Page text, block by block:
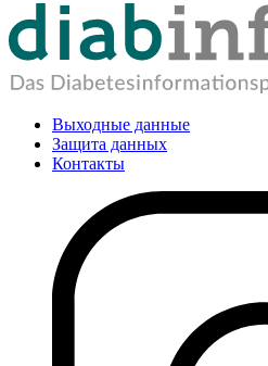
Выходные данные
Защита данных
Контакты